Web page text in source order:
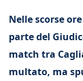
Nelle scorse
parte del
match tra
multato, ma